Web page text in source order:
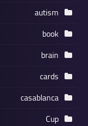
autism
book
brain
cards
casablanca
Cup